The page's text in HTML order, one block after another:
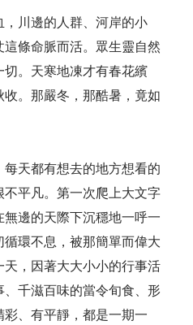
川邊的人群、河岸的小
條命脈而活。眾生靈自然
。天寒地凍才有春花繽
。那嚴冬，那酷暑，竟如
天都有想去的地方想看的
平凡。第一次爬上大文字
邊的天際下沉穩地一呼一
環不息，被那簡單而偉大
，因著大大小小的行事活
千滋百味的當令旬食、形
、有平靜，都是一期一